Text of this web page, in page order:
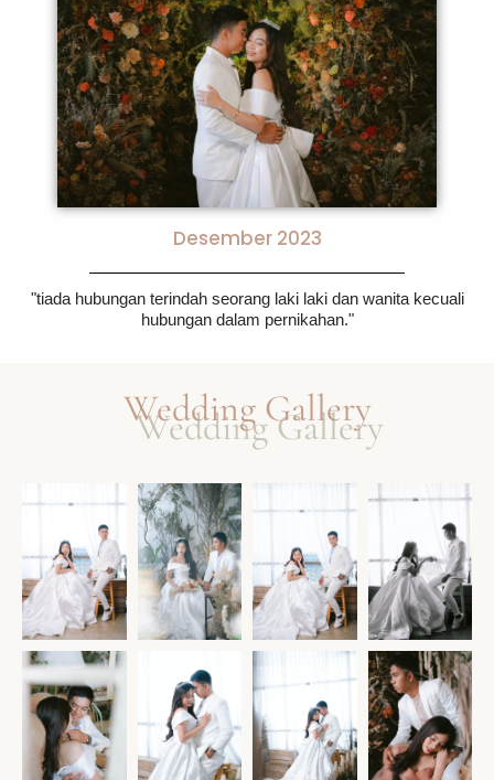
Desember 2023
"tiada hubungan terindah seorang laki laki dan wanita kecuali
hubungan dalam pernikahan."
Wedding Gallery